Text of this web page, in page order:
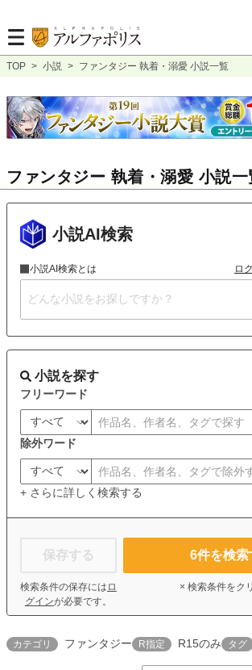
TOP > 小説 > ファンタジー 執着・溺愛 小説一覧
ファンタジー 執着・溺愛 小説一
小説AI検索
小説AI検索とは ロ
小説を探す
フリーワード
除外ワード
+ さらに詳しく検索する
保存する
検索条件の保存には ロ
グインが必要です。
6件を検索
× 検索条件をク
カテゴリ ファンタジー R指定 R15のみ タグ